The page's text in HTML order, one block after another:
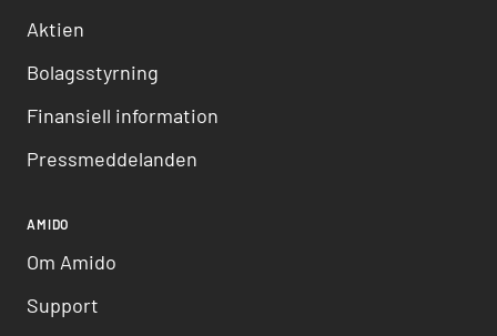
Aktien
Bolagsstyrning
Finansiell information
Pressmeddelanden
AMIDO
Om Amido
Support